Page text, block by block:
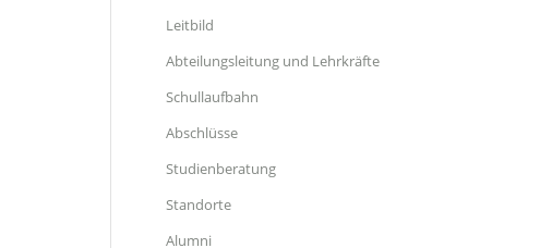
Leitbild
Abteilungsleitung und Lehrkräfte
Schullaufbahn
Abschlüsse
Studienberatung
Standorte
Alumni